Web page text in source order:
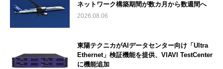
ネットワーク構築期間が数カ月から数週間へ
2026.08.06
東陽テクニカがAIデータセンター向け「Ultra
Ethernet」検証機能を提供、VIAVI TestCenter
に機能追加